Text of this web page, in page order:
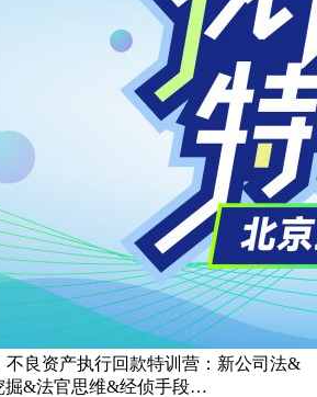
不良资产执行回款特训营：新公司法&
掘&法官思维&经侦手段…